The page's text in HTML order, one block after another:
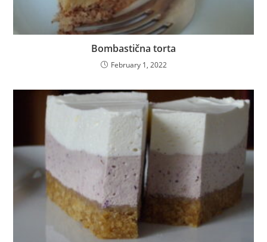
Bombastična torta
February 1, 2022